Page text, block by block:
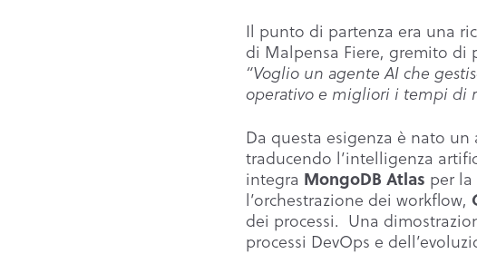
Il punto di partenza era una
di Malpensa Fiere, gremito di
“Voglio un agente AI che
operativo e migliori i tempi di
Da questa esigenza è nato
traducendo l’intelligenza
integra MongoDB Atlas per
l’orchestrazione dei workflow,
dei processi. Una
processi DevOps e